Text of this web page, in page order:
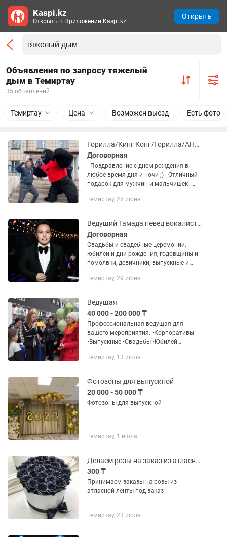
Объявления по запросу тяжелый
дым в Темиртау
35 объявлений
Темиртау Цена Возможен выезд Есть фото
Горилла/Кинг Конг/Горилла/АНИМАТОРЫ Поздравления/День рождение
Договорная
- Поздравление с днем рождения в
любое время дня и ночи ;) - Отличный
подарок для мужчин и мальчишек -
Наша Горилла: вручит подарок,
Темиртау, 28 июня
Ведущий Тамада певец вокалист диджей
Договорная
Свадьбы и свадебные церемонии,
юбилеи и дни рождения, годовщины и
помолвки, девичники, выпускные и
выставки, тимбилдинги и открытия,
Темиртау, 29 июня
Ведущая
40 000 - 200 000 ₸
Профессиональная ведущая для
вашего мероприятия. •Корпоративы
•Выпускные •Свадьбы •Юбилей
Работаем вместе с диджеем, своя
на...
Темиртау, 13 июля
Фотозоны для выпускной
20 000 - 50 000 ₸
Фотозоны для выпускной
Темиртау, 1 июля
Делаем розы на заказ из атласной ленты
300 ₸
Принимаем заказы на розы из
атласной ленты под заказ
Темиртау, 23 июля
Kaspi.kz
Открыть в Приложении Kaspi.kz
Открыть